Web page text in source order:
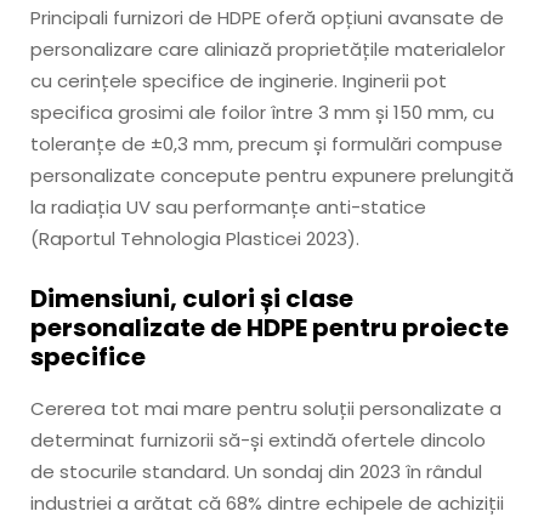
Principali furnizori de HDPE oferă opțiuni avansate de
personalizare care aliniază proprietățile materialelor
cu cerințele specifice de inginerie. Inginerii pot
specifica grosimi ale foilor între 3 mm și 150 mm, cu
toleranțe de ±0,3 mm, precum și formulări compuse
personalizate concepute pentru expunere prelungită
la radiația UV sau performanțe anti-statice
(Raportul Tehnologia Plasticei 2023).
Dimensiuni, culori și clase
personalizate de HDPE pentru proiecte
specifice
Cererea tot mai mare pentru soluții personalizate a
determinat furnizorii să-și extindă ofertele dincolo
de stocurile standard. Un sondaj din 2023 în rândul
industriei a arătat că 68% dintre echipele de achiziții